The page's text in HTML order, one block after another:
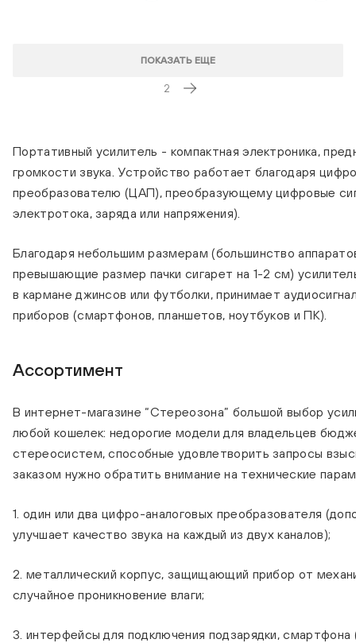
ПОКАЗАТЬ ЕЩЕ
2
Портативный усилитель - компактная электроника,
громкости звука. Устройство работает благодаря
преобразователю (ЦАП), преобразующему цифровые
электротока, заряда или напряжения).
Благодаря небольшим размерам (большинство
превышающие размер пачки сигарет на 1-2 см)
в кармане джинсов или футболки, принимает
приборов (смартфонов, планшетов, ноутбуков и ПК).
Ассортимент
В интернет-магазине “Стереозона” большой выбор
любой кошелек: недорогие модели для владельцев
стереосистем, способные удовлетворить запросы
заказом нужно обратить внимание на технические
1. один или два цифро-аналоговых преобразователя
улучшает качество звука на каждый из двух каналов);
2. металлический корпус, защищающий прибор от
случайное проникновение влаги;
3. интерфейсы для подключения подзарядки,